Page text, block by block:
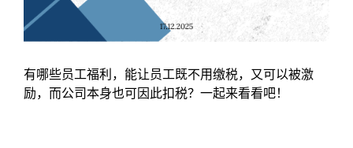
有哪些员工福利，能让员工既不用缴税，又可以被激
励，而公司本身也可因此扣税？一起来看看吧！